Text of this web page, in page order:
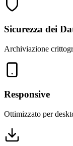
Sicurezza dei
Archiviazione
Responsive
Ottimizzato per